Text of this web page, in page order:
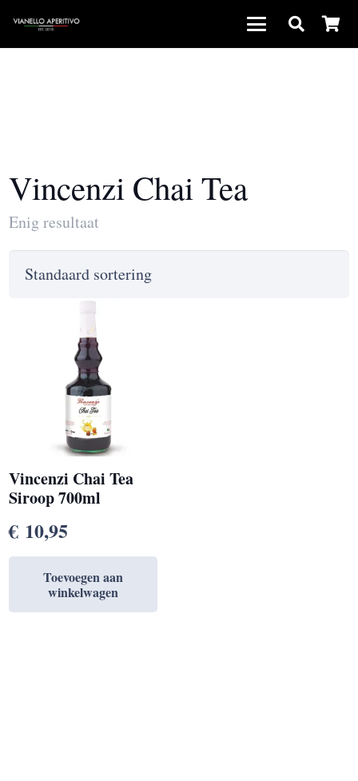
Vincenzi Chai Tea
Enig resultaat
Vincenzi Chai Tea
Siroop 700ml
€ 10,95
Toevoegen aan
winkelwagen